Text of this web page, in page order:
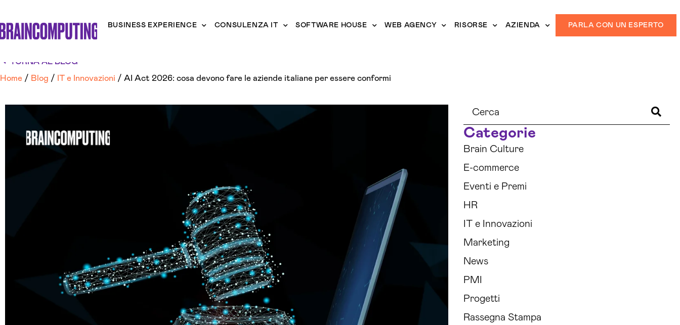
BUSINESS EXPERIENCE CONSULENZA IT SOFTWARE HOUSE WEB AGENCY RISORSE AZIENDA PARLA CON UN ESPERTO
TORNA AL BLOG
Home / Blog / IT e Innovazioni / AI Act 2026: cosa devono fare le aziende italiane per essere conformi
Categorie
Brain Culture
E-commerce
Eventi e Premi
HR
IT e Innovazioni
Marketing
News
PMI
Progetti
Rassegna Stampa